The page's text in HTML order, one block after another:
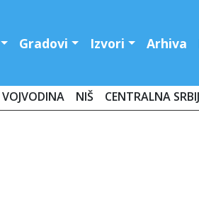
Gradovi Izvori Arhiva
VOJVODINA NIŠ CENTRALNA